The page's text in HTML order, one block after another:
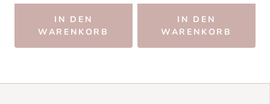
IN DEN
WARENKORB
IN DEN
WARENKORB